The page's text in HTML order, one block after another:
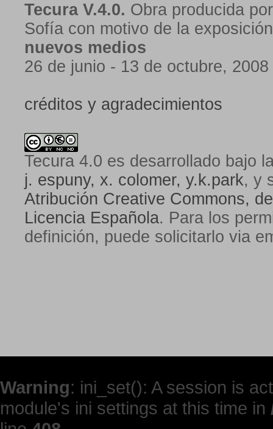
Tecura V.4.0. Obra producida
Sofía con motivo de la
nuevos medios
26 de junio - 13 de octubre, 2008
créditos y agradecimientos
Tecura 4.0 es desarrollado bajo
j. espuny, x. colomer, y.k.park, y
Atribución Creative Commons,
Licencia Española. Para los
definición, puede solicitarlo via
Warning: ini_set(): A session is
module's ini settings at this time in